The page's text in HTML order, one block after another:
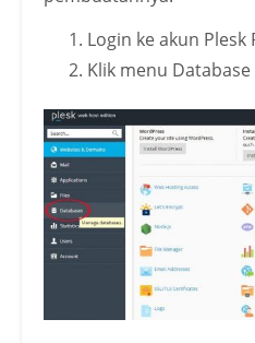
Login ke akun
Klik menu Database